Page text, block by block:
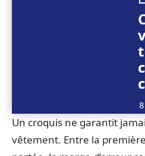
Un croquis ne garantit
vêtement. Entre la